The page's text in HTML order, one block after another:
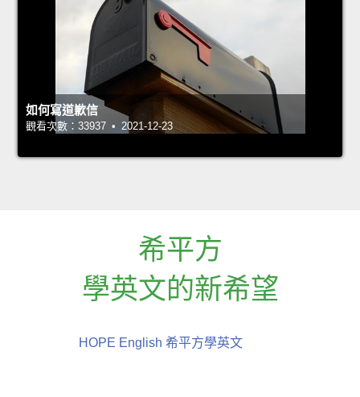
如何寫道歉信
觀看次數：33937 • 2021-12-23
希平方
學英文的新希望
HOPE English 希平方學英文